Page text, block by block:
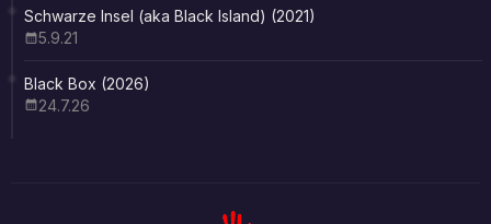
Schwarze Insel (aka Black Island) (2021)
5.9.21
Black Box (2026)
24.7.26